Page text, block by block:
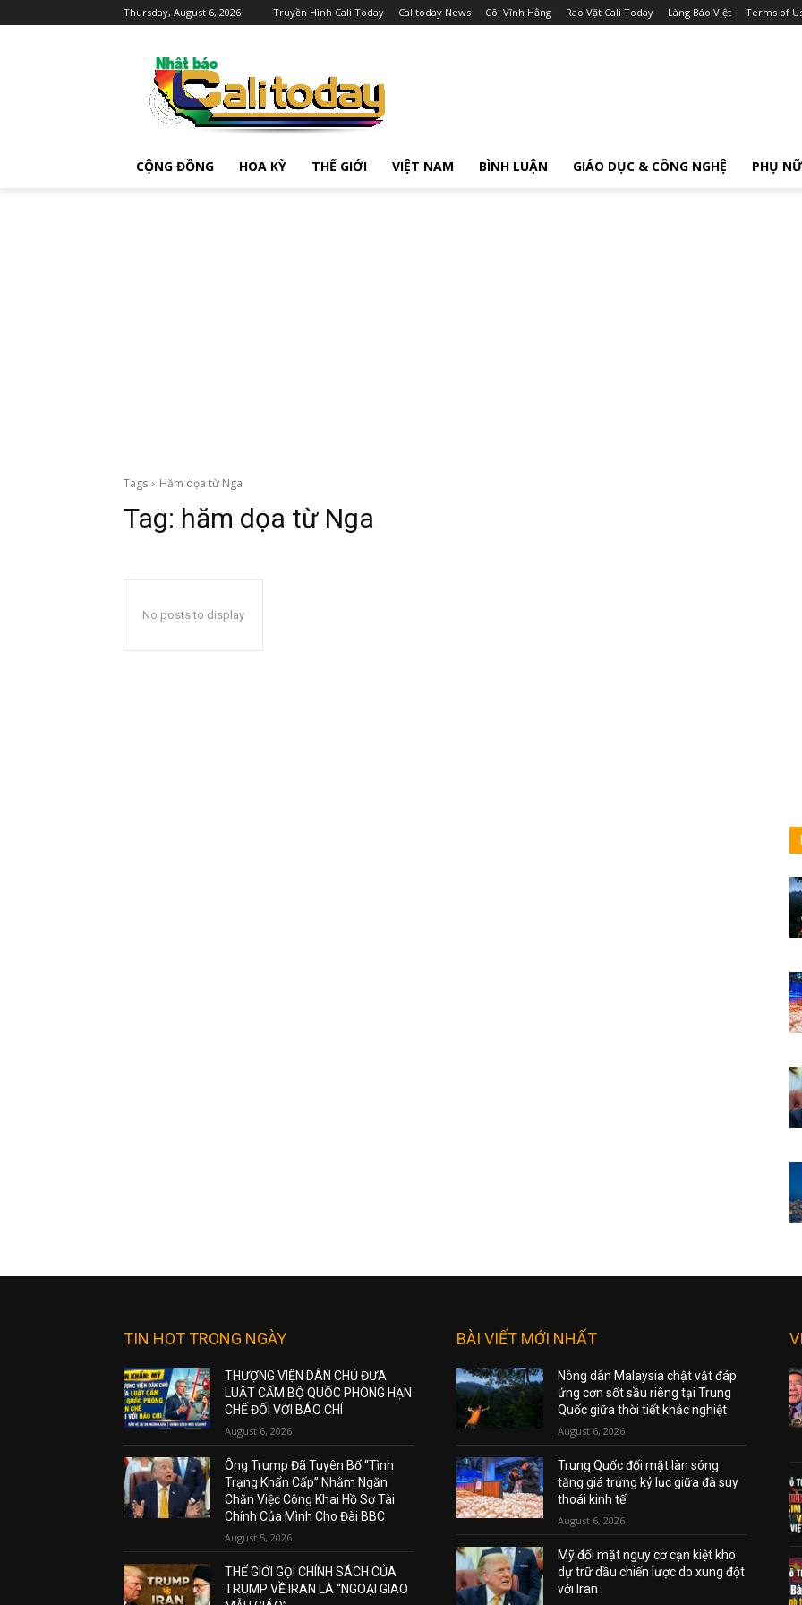
Thursday, August 6, 2026 Truyền Hình Cali Today Calitoday News Cõi Vĩnh Hằng Rao Vặt Cali Today Làng Báo Việt Terms of
CỘNG ĐỒNG HOA KỲ THẾ GIỚI VIỆT NAM BÌNH LUẬN GIÁO DỤC & CÔNG NGHỆ PHỤ NỮ
Tags Hăm dọa từ Nga
Tag: hăm dọa từ Nga
No posts to display
TIN HOT TRONG NGÀY
THƯỢNG VIỆN DÂN CHỦ ĐƯA
LUẬT CẤM BỘ QUỐC PHÒNG HẠN
CHẾ ĐỐI VỚI BÁO CHÍ
August 6, 2026
Ông Trump Đã Tuyên Bố “Tình
Trạng Khẩn Cấp” Nhằm Ngăn
Chặn Việc Công Khai Hồ Sơ Tài
Chính Của Mình Cho Đài BBC
August 5, 2026
THẾ GIỚI GỌI CHÍNH SÁCH CỦA
TRUMP VỀ IRAN LÀ “NGOẠI GIAO
BÀI VIẾT MỚI NHẤT
Nông dân Malaysia chật vật đáp
ứng cơn sốt sầu riêng tại Trung
Quốc giữa thời tiết khắc nghiệt
August 6, 2026
Trung Quốc đối mặt làn sóng
tăng giá trứng kỷ lục giữa đà suy
thoái kinh tế
August 6, 2026
Mỹ đối mặt nguy cơ cạn kiệt kho
dự trữ dầu chiến lược do xung đột
với Iran